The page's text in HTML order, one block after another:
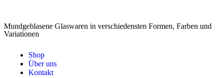
Mundgeblasene Glaswaren in verschiedensten Formen, Farben und
Variationen
Shop
Über uns
Kontakt